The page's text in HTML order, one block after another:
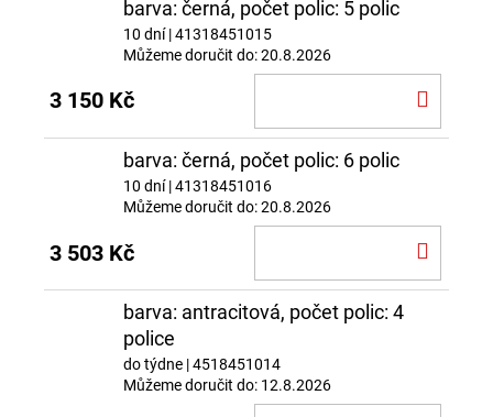
barva: černá, počet polic: 5 polic
10 dní| 41318451015
Můžeme doručit do:20.8.2026
3 150 Kč
barva: černá, počet polic: 6 polic
10 dní| 41318451016
Můžeme doručit do:20.8.2026
3 503 Kč
barva: antracitová, počet polic: 4
police
do týdne | 4518451014
Můžeme doručit do: 12.8.2026